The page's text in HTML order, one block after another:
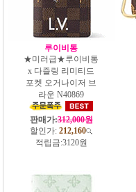
루이비통
★미러급★루이비통
x 다즐링 리미티드
포켓 오거나이저 브
라운 N40869
판매가:312,000원
할인가: 212,160
적립금:3120원